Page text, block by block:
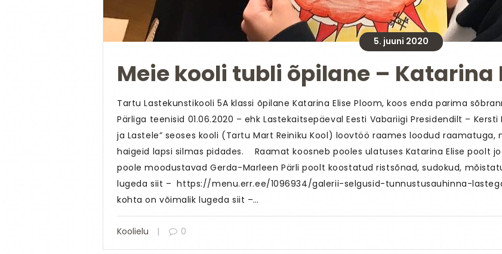
5. juuni 2020
Meie kooli tubli õpilane – Katarina
Tartu Lastekunstikooli 5A klassi õpilane Katarina Elise Ploom, koos enda parima
Pärliga teenisid 01.06.2020 – ehk Lastekaitsepäeval Eesti Vabariigi Presidendilt –
ja Lastele” seoses kooli (Tartu Mart Reiniku Kool) loovtöö raames loodud raamatuga,
haigeid lapsi silmas pidades. Raamat koosneb pooles ulatuses Katarina Elise poolt
poole moodustavad Gerda-Marleen Pärli poolt koostatud ristsõnad, sudokud,
lugeda siit – https://menu.err.ee/1096934/galerii-selgusid-tunnustusauhinna-
kohta on võimalik lugeda siit –…
Koolielu 0